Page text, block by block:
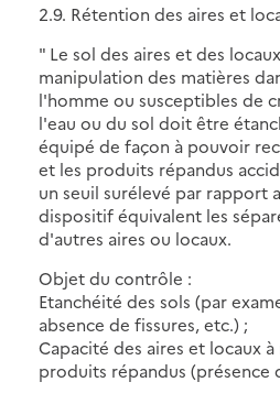
2.9. Rétention des aires et
" Le sol des aires et des
manipulation des matières
l'homme ou susceptibles de
l'eau ou du sol doit être
équipé de façon à pouvoir
et les produits répandus
un seuil surélevé par rapport
dispositif équivalent les
d'autres aires ou locaux.
Objet du contrôle :
Etanchéité des sols (par
absence de fissures, etc.) ;
Capacité des aires et locaux
produits répandus (présence